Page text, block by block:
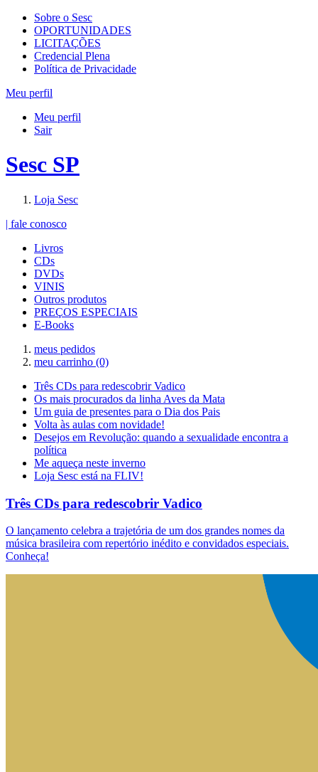
Sobre o Sesc
OPORTUNIDADES
LICITAÇÕES
Credencial Plena
Política de Privacidade
Meu perfil
Meu perfil
Sair
Sesc SP
Loja Sesc
| fale conosco
Livros
CDs
DVDs
VINIS
Outros produtos
PREÇOS ESPECIAIS
E-Books
meus pedidos
meu carrinho (0)
Três CDs para redescobrir Vadico
Os mais procurados da linha Aves da Mata
Um guia de presentes para o Dia dos Pais
Volta às aulas com novidade!
Desejos em Revolução: quando a sexualidade encontra a
política
Me aqueça neste inverno
Loja Sesc está na FLIV!
Três CDs para redescobrir Vadico
O lançamento celebra a trajetória de um dos grandes nomes da
música brasileira com repertório inédito e convidados especiais.
Conheça!